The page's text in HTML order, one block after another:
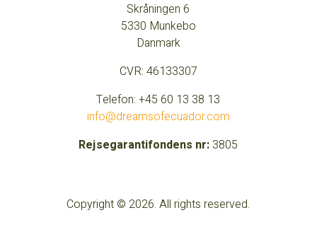
Skråningen 6
5330 Munkebo
Danmark
CVR: 46133307
Telefon: +45 60 13 38 13
info@dreamsofecuador.com
Rejsegarantifondens nr: 3805
Copyright © 2026. All rights reserved.